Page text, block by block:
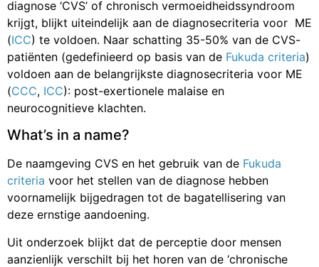
diagnose ‘CVS’ of chronisch vermoeidheidssyndroom
krijgt, blijkt uiteindelijk aan de diagnosecriteria voor ME
(ICC) te voldoen. Naar schatting 35-50% van de CVS-
patiënten (gedefinieerd op basis van de Fukuda criteria)
voldoen aan de belangrijkste diagnosecriteria voor ME
(CCC, ICC): post-exertionele malaise en
neurocognitieve klachten.
What’s in a name?
De naamgeving CVS en het gebruik van de Fukuda
criteria voor het stellen van de diagnose hebben
voornamelijk bijgedragen tot de bagatellisering van
deze ernstige aandoening.
Uit onderzoek blijkt dat de perceptie door mensen
aanzienlijk verschilt bij het horen van de ‘chronische